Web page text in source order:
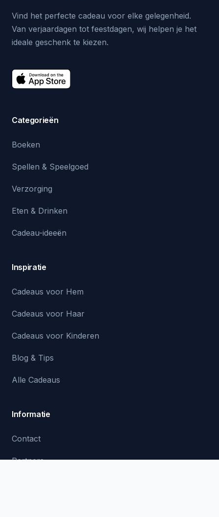
Vind het perfecte cadeau voor elke gelegenheid.
Van verjaardagen tot feestdagen, wij helpen je het
ideale geschenk te kiezen.
Categorieën
Boeken
Spellen & Speelgoed
Verzorging
Eten & Drinken
Cadeau-ideeën
Inspiratie
Cadeaus voor Hem
Cadeaus voor Haar
Cadeaus voor Kinderen
Blog & Tips
Alle Cadeaus
Informatie
Contact
Partners